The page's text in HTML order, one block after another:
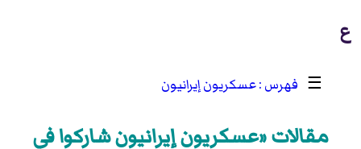
ع
☰ عسكريون إيرانيون
مقالات «عسكريون إيرانيون شاركوا في